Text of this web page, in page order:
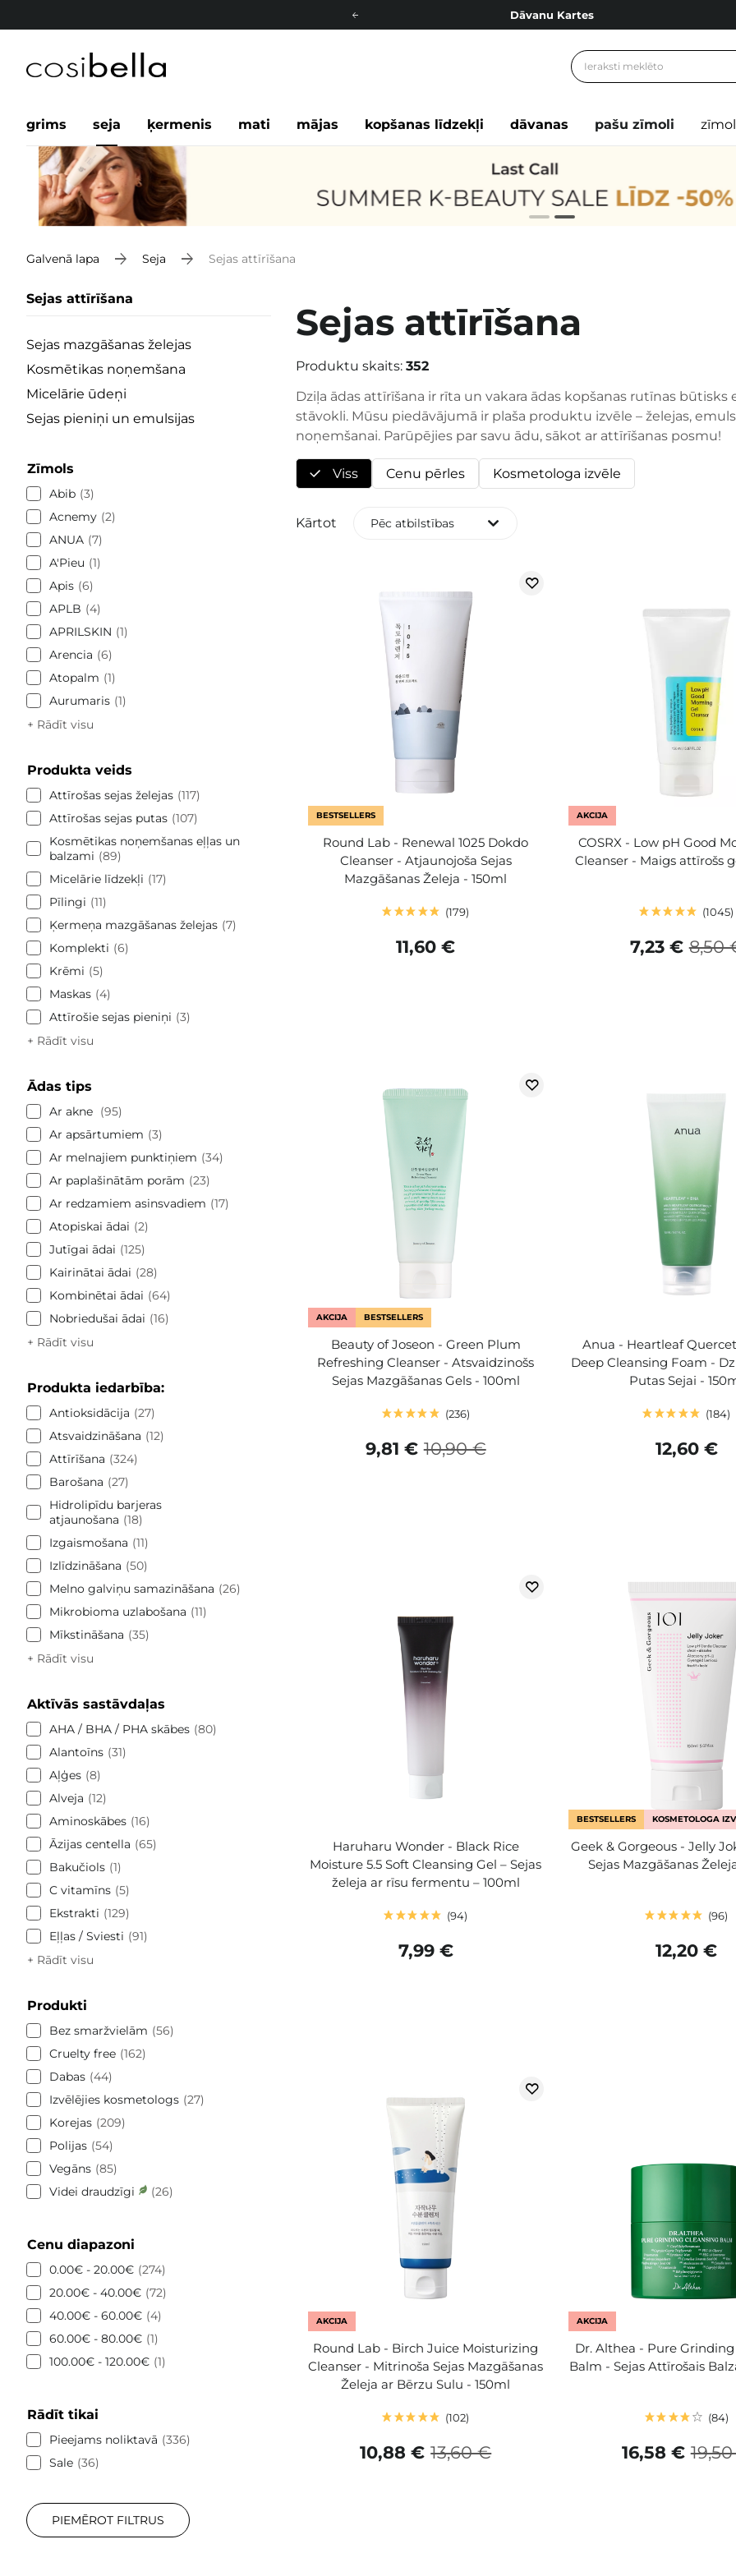
Dāvanu Kartes
Bezmaskas piegāde no 49,00 €
grims seja ķermenis mati mājas kopšanas līdzekļi dāvanas pašu zīmoli
Galvenā lapa Seja Sejas attīrīšana
Sejas attīrīšana
Sejas mazgāšanas želejas
Kosmētikas noņemšana
Micelārie ūdeņi
Sejas pieniņi un emulsijas
Zīmols
Abib 3
Acnemy 2
ANUA 7
A'Pieu
1
Apis 6
APLB
4
APRILSKIN
1
Arencia
6
Atopalm
1
Aurumaris 1
+ Rādīt visu
Produkta veids
Attīrošas sejas želejas 117
Attīrošas sejas putas 107
Kosmētikas noņemšanas eļļas un
balzami
89
Micelārie līdzekļi
17
Pīlingi
11
Ķermeņa mazgāšanas želejas 7
Komplekti
6
Krēmi
5
Maskas 4
Attīrošie sejas pieniņi
3
+ Rādīt visu
Ādas tips
Ar akne
95
Ar apsārtumiem
3
Ar melnajiem punktiņiem
34
Ar paplašinātām porām
23
Ar redzamiem asinsvadiem
17
Atopiskai ādai
2
Jutīgai ādai
125
Kairinātai ādai
28
Kombinētai ādai
64
Nobriedušai ādai
16
+ Rādīt visu
Produkta iedarbība:
Antioksidācija
27
Atsvaidzināšana
12
Attīrīšana
324
Barošana
27
Hidrolipīdu barjeras
atjaunošana
18
Izgaismošana
11
Izlīdzināšana
50
Melno galviņu samazināšana
26
Mikrobioma uzlabošana
11
Mīkstināšana
35
+ Rādīt visu
Aktīvās sastāvdaļas
AHA / BHA / PHA skābes 80
Alantoīns 31
Aļģes 8
Alveja
12
Aminoskābes 16
Āzijas centella
65
Bakučiols 1
C vitamīns 5
Ekstrakti
129
Eļļas / Sviesti
91
+ Rādīt visu
Produkti
Bez smaržvielām
56
Cruelty free 162
Dabas 44
Izvēlējies kosmetologs 27
Korejas 209
Polijas 54
Vegāns 85
Videi draudzīgi
26
Cenu diapazoni
0.00€ - 20.00€ 274
20.00€ - 40.00€ 72
40.00€ - 60.00€ 4
60.00€ - 80.00€ 1
100.00€ - 120.00€ 1
Rādīt tikai
Pieejams noliktavā
336
Sale 36
PIEMĒROT FILTRUS
Sejas attīrīšana
Produktu skaits: 352
Dziļa ādas attīrīšana ir rīta un vakara ādas kopšanas rutīnas
stāvokli. Mūsu piedāvājumā ir plaša produktu izvēle – želejas,
noņemšanai. Parūpējies par savu ādu, sākot ar attīrīšanas posmu!
Viss Cenu pērles Kosmetologa izvēle
Kārtot Pēc atbilstības
BESTSELLERS
Round Lab - Renewal 1025 Dokdo
Cleanser - Atjaunojoša Sejas
Mazgāšanas Želeja - 150ml
179
11,60 €
AKCIJA
COSRX - Low pH Good
Cleanser - Maigs attīrošs
1045
8,50
7,23 €
AKCIJA BESTSELLERS
Beauty of Joseon - Green Plum
Refreshing Cleanser - Atsvaidzinošs
Sejas Mazgāšanas Gels - 100ml
236
10,90 €
9,81 €
Anua - Heartleaf
Deep Cleansing Foam -
Putas Sejai -
184
12,60 €
Haruharu Wonder - Black Rice
Moisture 5.5 Soft Cleansing Gel – Sejas
želeja ar rīsu fermentu – 100ml
94
7,99 €
BESTSELLERS KOSMETOLOGA
Geek & Gorgeous - Jelly
Sejas Mazgāšanas
96
12,20 €
AKCIJA
Round Lab - Birch Juice Moisturizing
Cleanser - Mitrinoša Sejas Mazgāšanas
Želeja ar Bērzu Sulu - 150ml
102
13,60 €
10,88 €
AKCIJA
Dr. Althea - Pure
Balm - Sejas Attīrošais
84
16,58 €